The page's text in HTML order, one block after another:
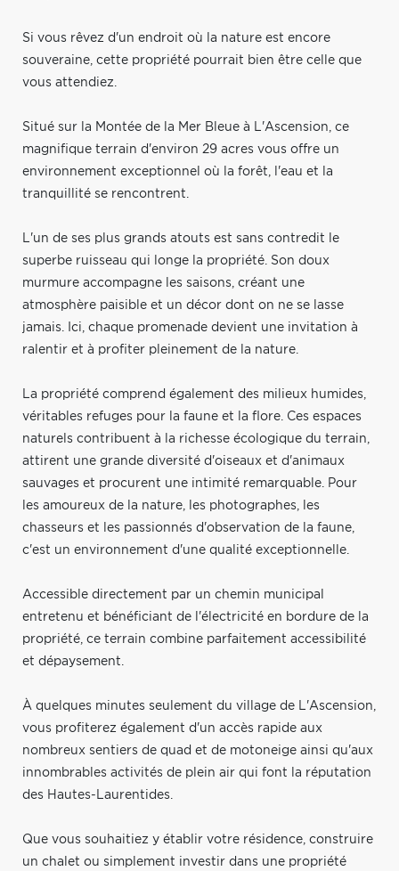
Si vous rêvez d'un endroit où la nature est encore
souveraine, cette propriété pourrait bien être celle que
vous attendiez.
Situé sur la Montée de la Mer Bleue à L'Ascension, ce
magnifique terrain d'environ 29 acres vous offre un
environnement exceptionnel où la forêt, l'eau et la
tranquillité se rencontrent.
L'un de ses plus grands atouts est sans contredit le
superbe ruisseau qui longe la propriété. Son doux
murmure accompagne les saisons, créant une
atmosphère paisible et un décor dont on ne se lasse
jamais. Ici, chaque promenade devient une invitation à
ralentir et à profiter pleinement de la nature.
La propriété comprend également des milieux humides,
véritables refuges pour la faune et la flore. Ces espaces
naturels contribuent à la richesse écologique du terrain,
attirent une grande diversité d'oiseaux et d'animaux
sauvages et procurent une intimité remarquable. Pour
les amoureux de la nature, les photographes, les
chasseurs et les passionnés d'observation de la faune,
c'est un environnement d'une qualité exceptionnelle.
Accessible directement par un chemin municipal
entretenu et bénéficiant de l'électricité en bordure de la
propriété, ce terrain combine parfaitement accessibilité
et dépaysement.
À quelques minutes seulement du village de L'Ascension,
vous profiterez également d'un accès rapide aux
nombreux sentiers de quad et de motoneige ainsi qu'aux
innombrables activités de plein air qui font la réputation
des Hautes-Laurentides.
Que vous souhaitiez y établir votre résidence, construire
un chalet ou simplement investir dans une propriété